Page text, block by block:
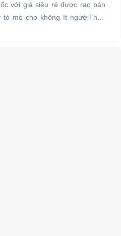
với giá siêu rẻ được rao bán
mò cho không ít ngườiTheo